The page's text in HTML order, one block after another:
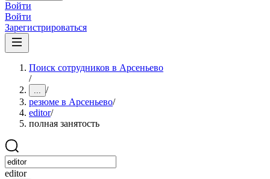
Войти
Войти
Зарегистрироваться
Поиск сотрудников в Арсеньево
/
... /
резюме в Арсеньево/
editor/
полная занятость
editor